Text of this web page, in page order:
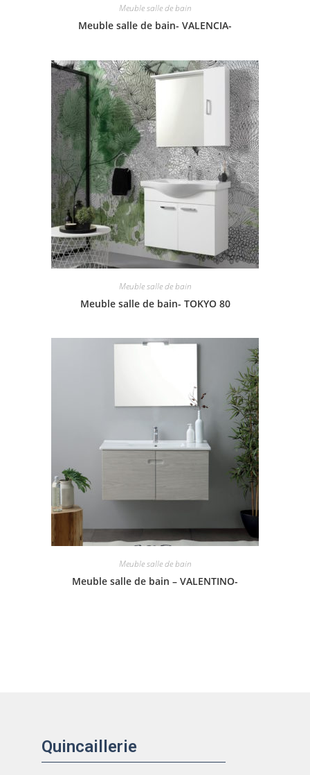
Meuble salle de bain
Meuble salle de bain- VALENCIA-
Meuble salle de bain
Meuble salle de bain- TOKYO 80
Meuble salle de bain
Meuble salle de bain – VALENTINO-
Quincaillerie